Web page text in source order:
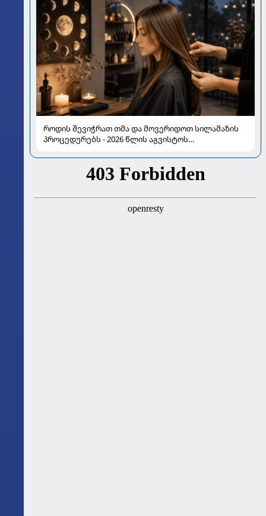
როდის შევიჭრათ თმა და მოვერიდოთ სილამაზის
პროცედურებს - 2026 წლის აგვისტოს